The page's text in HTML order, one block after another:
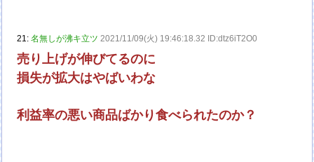
21:名無しが沸キ立ツ 2021/11/09(火) 19:46:18.32 ID:dtz6iT2O0
売り上げが伸びてるのに
損失が拡大はやばいわな
利益率の悪い商品ばかり食べられたのか？